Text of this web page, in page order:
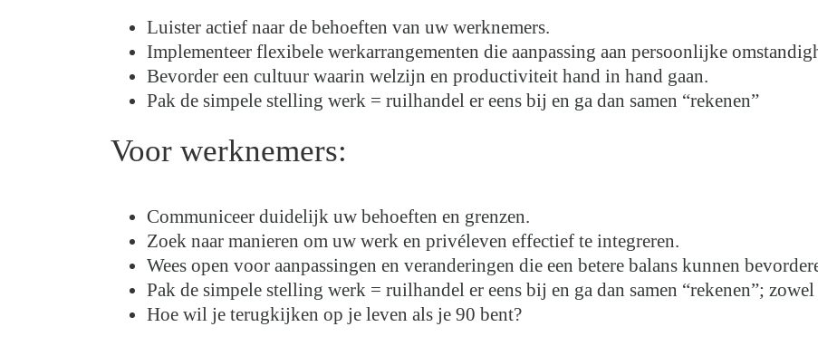
Luister actief naar de behoeften van uw werknemers.
Implementeer flexibele werkarrangementen die aanpassing aan persoonlijke
Bevorder een cultuur waarin welzijn en productiviteit hand in hand gaan.
Pak de simpele stelling werk = ruilhandel er eens bij en ga dan samen “rekenen”
Voor werknemers:
Communiceer duidelijk uw behoeften en grenzen.
Zoek naar manieren om uw werk en privéleven effectief te integreren.
Wees open voor aanpassingen en veranderingen die een betere balans kunnen
Pak de simpele stelling werk = ruilhandel er eens bij en ga dan samen “rekenen”;
Hoe wil je terugkijken op je leven als je 90 bent?